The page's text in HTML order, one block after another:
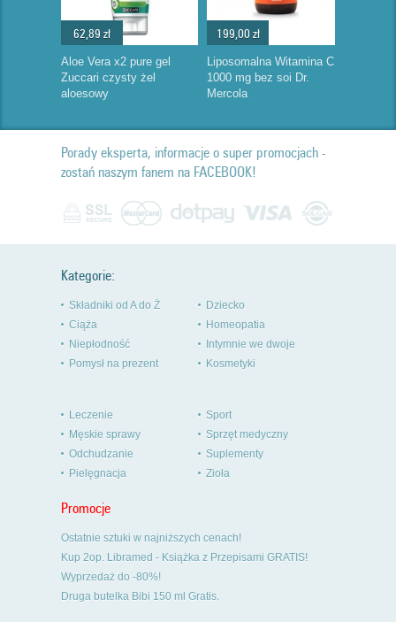
62,89 zł
Aloe Vera x2 pure gel
Zuccari czysty żel
aloesowy
199,00 zł
Liposomalna Witamina C
1000 mg bez soi Dr.
Mercola
Porady eksperta, informacje o super promocjach -
zostań naszym fanem na FACEBOOK!
Kategorie:
Składniki od A do Ż
Ciąża
Niepłodność
Pomysł na prezent
Dziecko
Homeopatia
Intymnie we dwoje
Kosmetyki
Leczenie
Męskie sprawy
Odchudzanie
Pielęgnacja
Sport
Sprzęt medyczny
Suplementy
Zioła
Promocje
Ostatnie sztuki w najniższych cenach!
Kup 2op. Libramed - Książka z Przepisami GRATIS!
Wyprzedaż do -80%!
Druga butelka Bibi 150 ml Gratis.